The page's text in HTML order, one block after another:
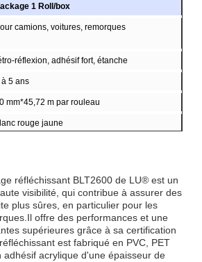
1 Roll/box
camions, voitures, remorques
réflexion, adhésif fort, étanche
à 5 ans
mm*45,72 m par rouleau
rouge jaune
gratuit pendant le chargement
jours, selon la quantité de commande
réfléchissant BLT2600 de LU® est un
visibilité, qui contribue à assurer des
plus sûres, en particulier pour les
offre des performances et une
supérieures grâce à sa certification
est fabriqué en PVC, PET
adhésif acrylique d'une épaisseur de